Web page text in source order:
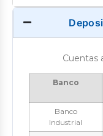
Cuentas
Banco
Banco
Industrial